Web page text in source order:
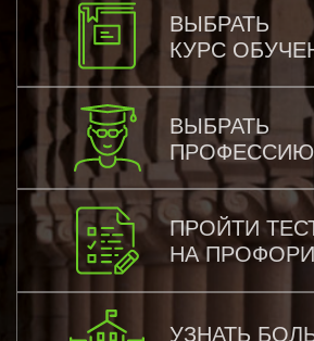
ВЫБРАТЬ
КУРС
ВЫБРАТЬ
ПРОФЕССИЮ
ПРОЙТИ
НА
УЗНАТЬ